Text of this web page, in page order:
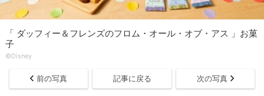
「 ダッフィー＆フレンズのフロム・オール・オブ・アス 」お菓
子
©Disney
前の写真 記事に戻る 次の写真